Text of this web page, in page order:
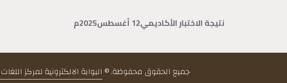
نتيجة الاختبار الأكاديمي12 أغسطس2025م
جميع الحقوق محفوظة. © البوابة الالكترونية لمركز